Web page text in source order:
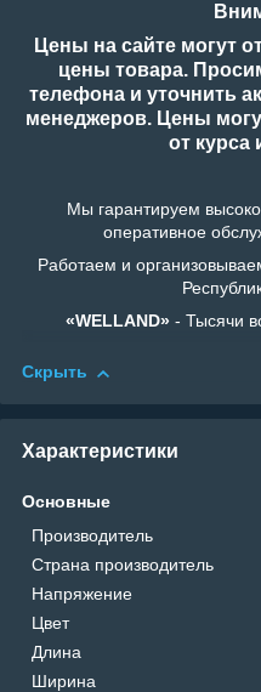
Цены на сайте могут
цены товара.
телефона и уточнить
менеджеров. Цены
от курса
Мы гарантируем
оперативное
Работаем и
«WELLAND»- Тысячи
Скрыть
Характеристики
Основные
Производитель
Страна производитель
Напряжение
Цвет
Длина
Ширина